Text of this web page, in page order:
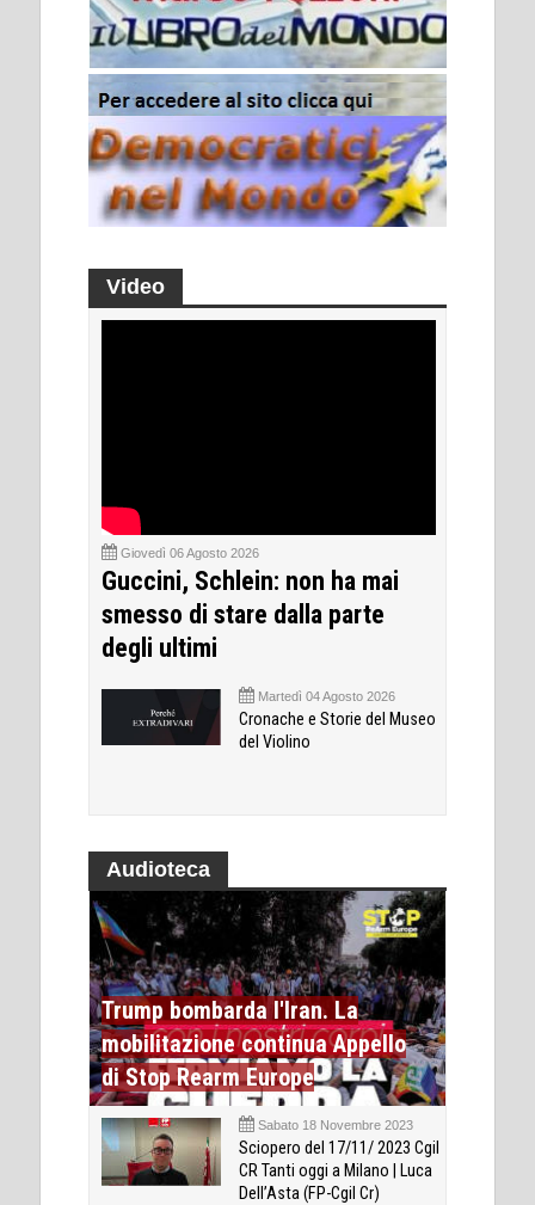
Video
Giovedì 06 Agosto 2026
Guccini, Schlein: non ha mai
smesso di stare dalla parte
degli ultimi
Martedì 04 Agosto 2026
Cronache e Storie del Museo
del Violino
Audioteca
Trump bombarda l'Iran. La
mobilitazione continua Appello
di Stop Rearm Europe
Sabato 18 Novembre 2023
Sciopero del 17/11/ 2023 Cgil
CR Tanti oggi a Milano | Luca
Dell’Asta (FP-Cgil Cr)